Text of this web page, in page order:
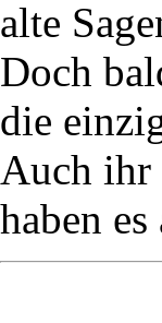
alte
Doch
die
Auch ihr
haben